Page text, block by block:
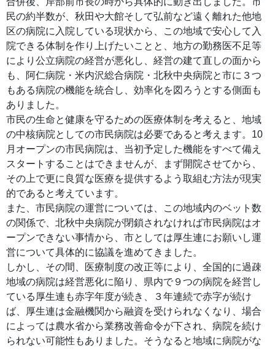
民の約半数が、秋田や大館そして弘前など遠く離れた他地
区の病院に入院している現状から、この地域で安心して入
院できる体制を作り上げたいことと、地方の勤務医不足等
により公立病院の経営が悪化し、経営の建て直しの面から
も、阿仁病院・米内沢総合病院・北秋中央病院と市に３つ
もある病院の機能を統合し、効率化を図ろうとする側面も
ありました。
市民の生命と健康を守るための医療体制を考えると、地域
の中核病院としての市民病院は必要であると考えます。10
月オープンの市民病院は、当初予定した機能をすべて備え
スタートすることはできませんが、まず開院させてから、
その上で更に良質な医療を提供するよう取組む方法が現実
的であると考えています。
また、市民病院の運営については、この地域内のベット数
の関係で、北秋中央病院が閉鎖されなければ市民病院はオ
ープンできない事情から、市としては厚生連にお願いし運
営について具体的に協議を進めてきました。
しかし、その間、医療制度の改正等により、全国的に過疎
地域の病院は経営悪化に陥り、県内で９つの病院を経営し
ている厚生連も赤字年度が続き、３年連続で赤字が続け
ば、厚生連は金融機関から融資を受けられなくなり、場合
によっては農水省から業務改善命令が下され、病院を続け
られない可能性もありました。そうなると地域に病院がな